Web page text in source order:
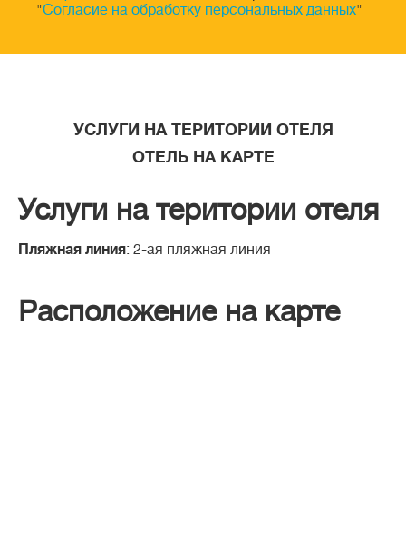
"Согласие на обработку персональных данных"
УСЛУГИ НА ТЕРИТОРИИ ОТЕЛЯ
ОТЕЛЬ НА КАРТЕ
Услуги на територии отеля
Пляжная линия: 2-ая пляжная линия
Расположение на карте